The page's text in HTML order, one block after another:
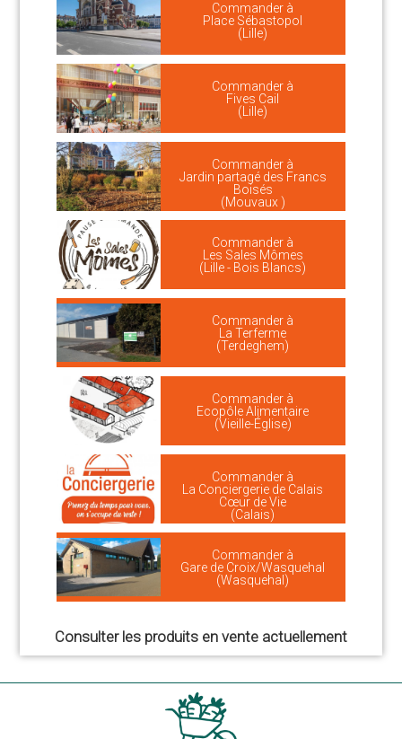
Commander à
Place Sébastopol
(Lille)
Commander à
Fives Cail
(Lille)
Commander à
Jardin partagé des Francs
Boisés
(Mouvaux )
Commander à
Les Sales Mômes
(Lille - Bois Blancs)
Commander à
La Terferme
(Terdeghem)
Commander à
Ecopôle Alimentaire
(Vieille-Église)
Commander à
La Conciergerie de Calais
Cœur de Vie
(Calais)
Commander à
Gare de Croix/Wasquehal
(Wasquehal)
Consulter les produits en vente actuellement